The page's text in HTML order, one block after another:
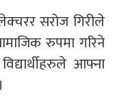
सरोज गिरीले
रुपमा गरिने
आफ्ना